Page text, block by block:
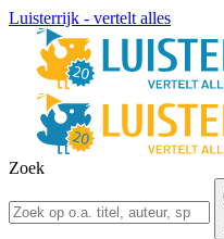
Luisterrijk - vertelt alles
Zoek